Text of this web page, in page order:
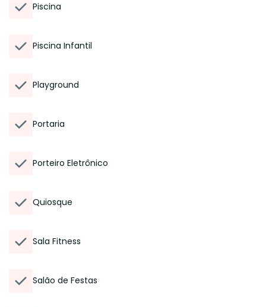
Piscina
Piscina Infantil
Playground
Portaria
Porteiro Eletrônico
Quiosque
Sala Fitness
Salão de Festas